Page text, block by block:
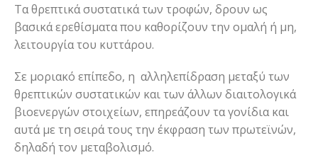
Τα θρεπτικά συστατικά των τροφών, δρουν ως
βασικά ερεθίσματα που καθορίζουν την ομαλή ή μη,
λειτουργία του κυττάρου.
Σε μοριακό επίπεδο, η αλληλεπίδραση μεταξύ των
θρεπτικών συστατικών και των άλλων διαιτολογικά
βιοενεργών στοιχείων, επηρεάζουν τα γονίδια και
αυτά με τη σειρά τους την έκφραση των πρωτεϊνών,
δηλαδή τον μεταβολισμό.